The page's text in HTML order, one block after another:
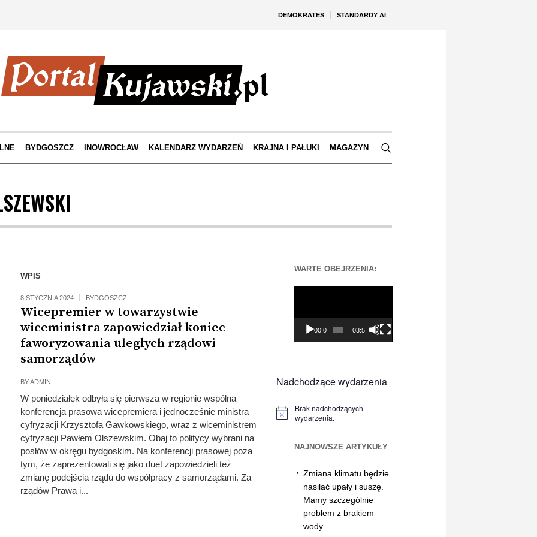
DEMOKRATES STANDARDY AI
BYDGOSZCZ INOWROCŁAW KALENDARZ WYDARZEŃ KRAJNA I PAŁUKI MAGAZYN
WPIS
8 STYCZNIA 2024 BYDGOSZCZ
Wicepremier w towarzystwie
wiceministra zapowiedział koniec
faworyzowania uległych rządowi
samorządów
BYADMIN
W poniedziałek odbyła się pierwsza w regionie wspólna
konferencja prasowa wicepremiera i jednocześnie ministra
cyfryzacji Krzysztofa Gawkowskiego, wraz z wiceministrem
cyfryzacji Pawłem Olszewskim. Obaj to politycy wybrani na
posłów w okręgu bydgoskim. Na konferencji prasowej poza
tym, że zaprezentowali się jako duet zapowiedzieli też
zmianę podejścia rządu do współpracy z samorządami. Za
rządów Prawa i...
WARTE OBEJRZENIA:
00:00 03:56
Nadchodzące wydarzenia
Powiadomienie
Brak nadchodzących
wydarzenia.
NAJNOWSZE ARTYKUŁY
Zmiana klimatu będzie
nasilać upały i suszę.
Mamy szczególnie
problem z brakiem
wody